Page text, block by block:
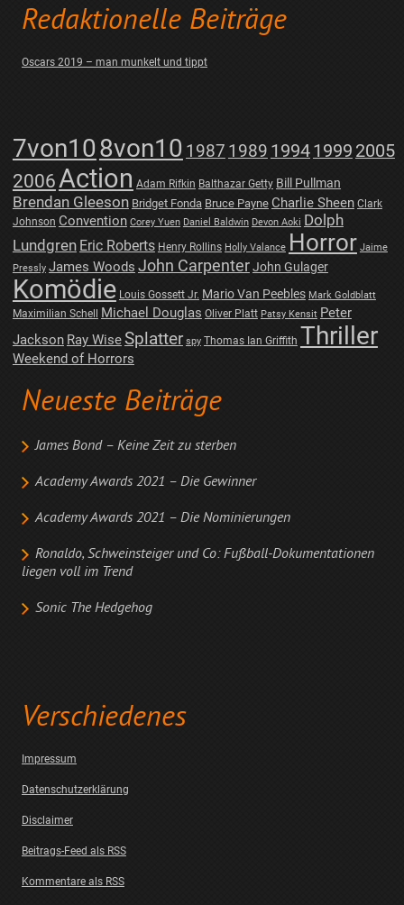
Redaktionelle Beiträge
Oscars 2019 – man munkelt und tippt
7von108von10 1987 1989 19941999 2005
2006Action Adam Rifkin Balthazar Getty Bill Pullman
Brendan Gleeson Bridget Fonda Bruce Payne Charlie Sheen Clark
Johnson Convention Corey Yuen Daniel Baldwin Devon Aoki Dolph
Lundgren Eric Roberts Henry Rollins Holly Valance Horror Jaime
Pressly James Woods John CarpenterJohn Gulager
Komödie Louis Gossett Jr. Mario Van Peebles Mark Goldblatt
Maximilian Schell Michael Douglas Oliver Platt Patsy Kensit Peter
Jackson Ray WiseSplatter spy Thomas Ian Griffith Thriller
Weekend of Horrors
Neueste Beiträge
James Bond – Keine Zeit zu sterben
Academy Awards 2021 – Die Gewinner
Academy Awards 2021 – Die Nominierungen
Ronaldo, Schweinsteiger und Co: Fußball-Dokumentationen
liegen voll im Trend
Sonic The Hedgehog
Verschiedenes
Impressum
Datenschutzerklärung
Disclaimer
Beitrags-Feed als RSS
Kommentare als RSS